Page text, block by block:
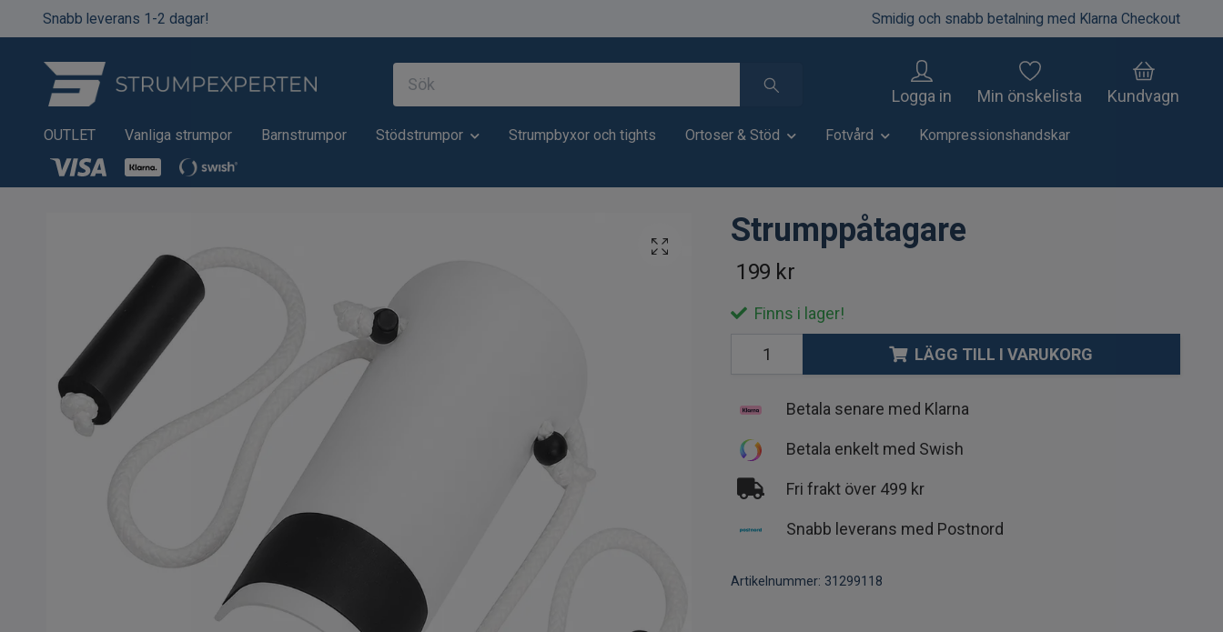
Snabb leverans 1-2 dagar! Smidig och snabb betalning med Klarna Checkout
Logga in Min önskelista Kundvagn
OUTLET Vanliga strumpor Barnstrumpor Stödstrumpor Strumpbyxor och tights Ortoser & Stöd Fotvård Kompressionshandskar
Strumppåtagare
199 kr
Finns i lager!
LÄGG TILL I VARUKORG
Betala senare med Klarna
Betala enkelt med Swish
Fri frakt över 499 kr
Snabb leverans med Postnord
Artikelnummer: 31299118